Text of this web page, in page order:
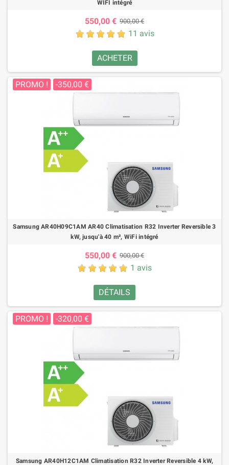
WIFI intégré
550,00 € 900,00 €
11 avis
ACHETER
PROMO ! -350,00 €
Samsung AR40H09C1AM AR40 Climatisation R32 Inverter Reversible 3
kW, jusqu'à 40 m², WiFi intégré
550,00 € 900,00 €
1 avis
DÉTAILS
PROMO ! -320,00 €
Samsung AR40H12C1AM Climatisation R32 Inverter Reversible 4 kW,